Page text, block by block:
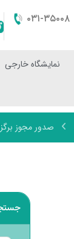
۰۳۱-۳۵۰۰۸
نمایشگاه خارجی
صدور مجوز